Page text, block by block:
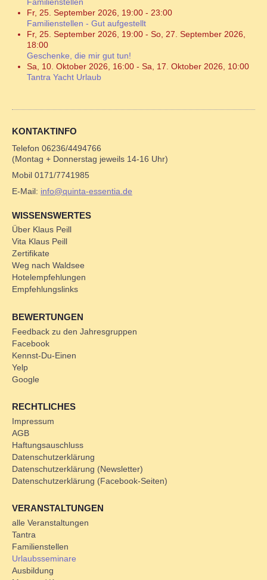
Fr, 25. September 2026
19:00 - 23:00
Familienstellen - Gut aufgestellt
Fr, 25. September 2026
19:00 - So, 27. September 2026
18:00
Geschenke, die mir gut tun!
Sa, 10. Oktober 2026
16:00 - Sa, 17. Oktober 2026
10:00
Tantra Yacht Urlaub
KONTAKTINFO
Telefon 06236/4494766
(Montag + Donnerstag jeweils 14-16 Uhr)
Mobil 0171/7741985
E-Mail: info@quinta-essentia.de
WISSENSWERTES
Über Klaus Peill
Vita Klaus Peill
Zertifikate
Weg nach Waldsee
Hotelempfehlungen
Empfehlungslinks
BEWERTUNGEN
Feedback zu den Jahresgruppen
Facebook
Kennst-Du-Einen
Yelp
Google
RECHTLICHES
Impressum
AGB
Haftungsauschluss
Datenschutzerklärung
Datenschutzerklärung (Newsletter)
Datenschutzerklärung (Facebook-Seiten)
VERANSTALTUNGEN
alle Veranstaltungen
Tantra
Familienstellen
Urlaubsseminare
Ausbildung